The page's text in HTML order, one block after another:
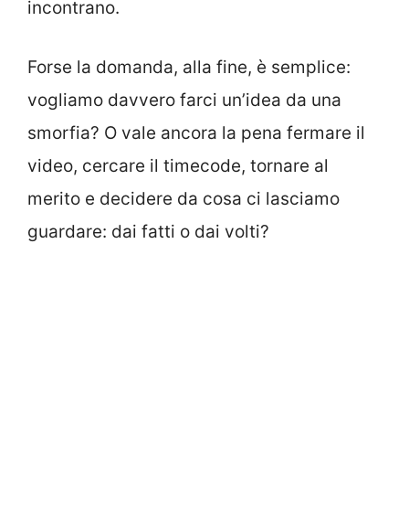
incontrano.
Forse la domanda, alla fine, è semplice:
vogliamo davvero farci un’idea da una
smorfia? O vale ancora la pena fermare il
video, cercare il timecode, tornare al
merito e decidere da cosa ci lasciamo
guardare: dai fatti o dai volti?